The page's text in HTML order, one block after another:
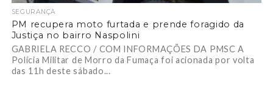
SEGURANÇA
PM recupera moto furtada e prende foragido da
Justiça no bairro Naspolini
GABRIELA RECCO / COM INFORMAÇÕES DA PMSC A
Polícia Militar de Morro da Fumaça foi acionada por volta
das 11h deste sábado...